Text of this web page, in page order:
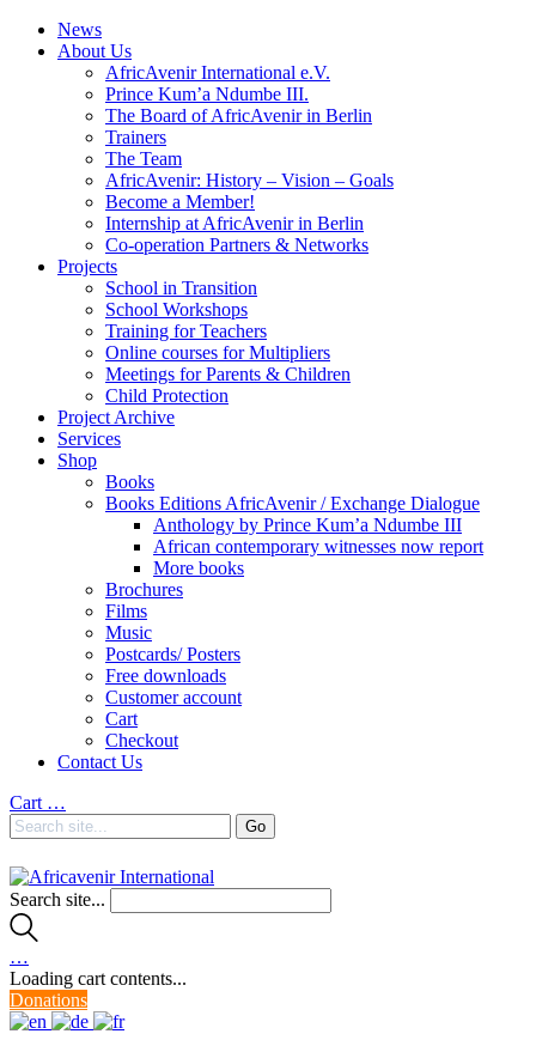
News
About Us
AfricAvenir International e.V.
Prince Kum’a Ndumbe III.
The Board of AfricAvenir in Berlin
Trainers
The Team
AfricAvenir: History – Vision – Goals
Become a Member!
Internship at AfricAvenir in Berlin
Co-operation Partners & Networks
Projects
School in Transition
School Workshops
Training for Teachers
Online courses for Multipliers
Meetings for Parents & Children
Child Protection
Project Archive
Services
Shop
Books
Books Editions AfricAvenir / Exchange Dialogue
Anthology by Prince Kum’a Ndumbe III
African contemporary witnesses now report
More books
Brochures
Films
Music
Postcards/ Posters
Free downloads
Customer account
Cart
Checkout
Contact Us
Cart …
Search site...
…
Loading cart contents...
Donations